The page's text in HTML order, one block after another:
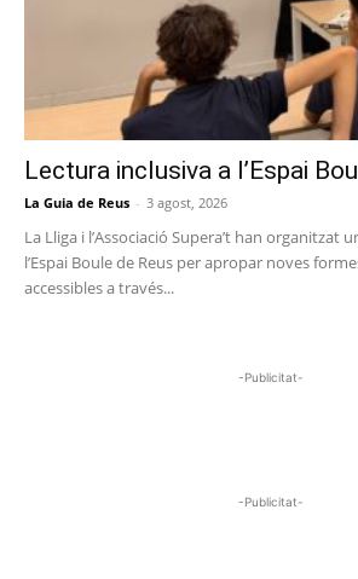
Lectura inclusiva a l’Espai
La Guia de Reus - 3 agost, 2026
La Lliga i l’Associació Supera’t han organitzat
l’Espai Boule de Reus per apropar noves
accessibles a través...
-Publicitat-
-Publicitat-